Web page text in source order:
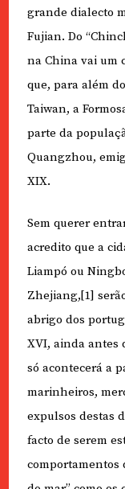
grande dialecto
Fujian. Do
na China vai um
que, para além
Taiwan, a
parte da
Quangzhou,
XIX.
Sem querer
acredito que a
Liampó ou
Zhejiang,[1]
abrigo dos
XVI, ainda antes
só acontecerá a
marinheiros,
expulsos destas
facto de serem
comportamentos